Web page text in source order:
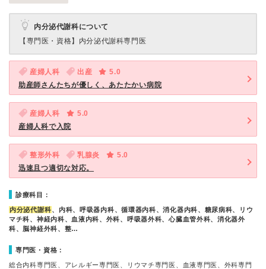
内分泌代謝科について
【専門医・資格】 内分泌代謝科専門医
産婦人科 出産
5.0
助産師さんたちが優しく、あたたかい病院
産婦人科
5.0
産婦人科で入院
整形外科 乳腺炎
5.0
迅速且つ適切な対応。
診療科目：
内分泌代謝科、内科、呼吸器内科、循環器内科、消化器内科、糖尿病科、リウ
マチ科、神経内科、血液内科、外科、呼吸器外科、心臓血管外科、消化器外
科、脳神経外科、整…
専門医・資格：
総合内科専門医、アレルギー専門医、リウマチ専門医、血液専門医、外科専門